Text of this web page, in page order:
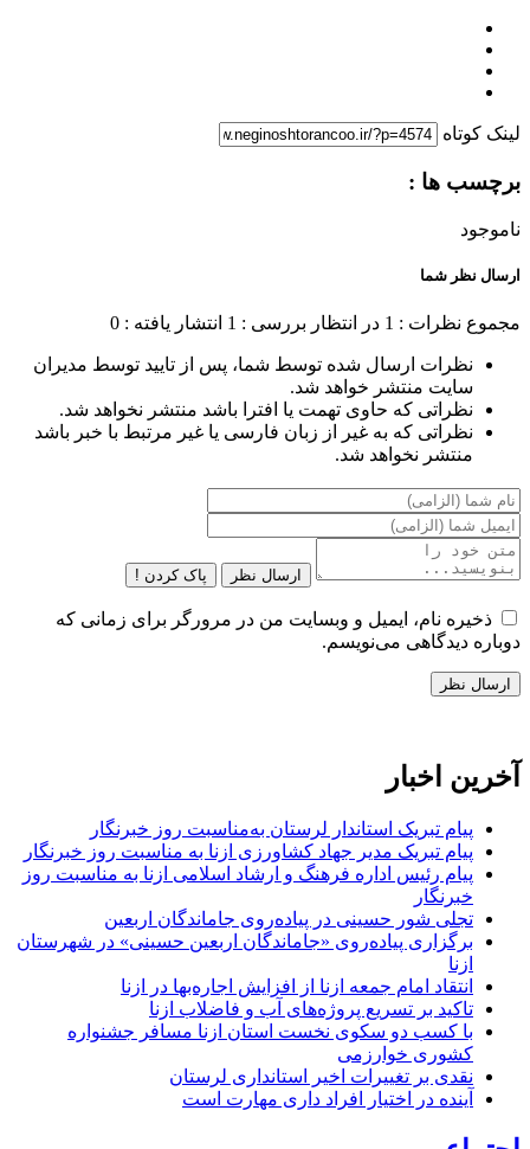
لینک کوتاه
برچسب ها :
ناموجود
ارسال نظر شما
مجموع نظرات : 1 در انتظار بررسی : 1 انتشار یافته : 0
نظرات ارسال شده توسط شما، پس از تایید توسط مدیران
سایت منتشر خواهد شد.
نظراتی که حاوی تهمت یا افترا باشد منتشر نخواهد شد.
نظراتی که به غیر از زبان فارسی یا غیر مرتبط با خبر باشد
منتشر نخواهد شد.
ارسال نظر پاک کردن !
ذخیره نام، ایمیل و وبسایت من در مرورگر برای زمانی که
دوباره دیدگاهی می‌نویسم.
آخرین اخبار
پیام تبریک استاندار لرستان به‌مناسبت روز خبرنگار
پیام تبریک مدیر جهاد کشاورزی ازنا به مناسبت روز خبرنگار
پیام رئیس اداره فرهنگ و ارشاد اسلامی ازنا به مناسبت روز
خبرنگار
تجلی شور حسینی در پیاده‌روی جاماندگان اربعین
برگزاری پیاده‌روی «جاماندگان اربعین حسینی» در شهرستان
ازنا
انتقاد امام جمعه ازنا از افزایش اجاره‌بها در ازنا
تاکید بر تسریع پروژه‌های آب و فاضلاب ازنا
با کسب دو سکوی نخست استان ازنا مسافر جشنواره
کشوری خوارزمی
نقدی بر تغییرات اخیر استانداری لرستان
آینده در اختیار افراد داری مهارت است